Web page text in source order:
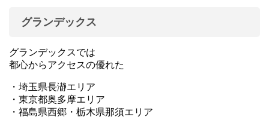
グランデックス
グランデックスでは
都心からアクセスの優れた
・埼玉県長瀞エリア
・東京都奥多摩エリア
・福島県西郷・栃木県那須エリア